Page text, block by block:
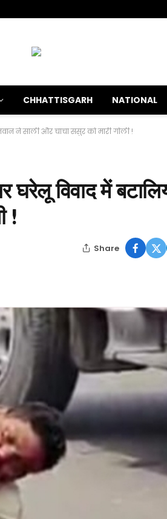
CHHATTISGARH NATIONAL
ने साली और चाचा ससुर को मारी गोली !
विवाद में
!
Share